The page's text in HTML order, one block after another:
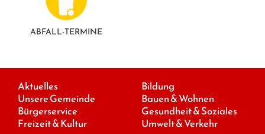
ABFALL-TERMINE
Aktuelles
Unsere Gemeinde
Bürgerservice
Freizeit & Kultur
Bildung
Bauen & Wohnen
Gesundheit & Soziales
Umwelt & Verkehr